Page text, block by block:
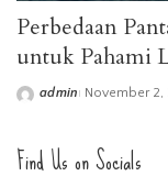
Perbedaan
untuk Pahami
Posted
admin November 2,
Find Us on Socials